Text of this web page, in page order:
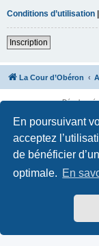
En poursuivant
acceptez
de bénéficier
optimale. En
Conditions d’utilisation |
Inscription
La Cour d’Obéron
Développé